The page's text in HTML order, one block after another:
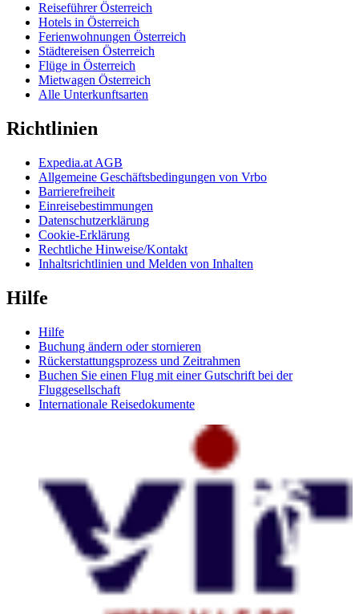
Reiseführer Österreich
Hotels in Österreich
Ferienwohnungen Österreich
Städtereisen Österreich
Flüge in Österreich
Mietwagen Österreich
Alle Unterkunftsarten
Richtlinien
Expedia.at AGB
Allgemeine Geschäftsbedingungen von Vrbo
Barrierefreiheit
Einreisebestimmungen
Datenschutzerklärung
Cookie-Erklärung
Rechtliche Hinweise/Kontakt
Inhaltsrichtlinien und Melden von Inhalten
Hilfe
Hilfe
Buchung ändern oder stornieren
Rückerstattungsprozess und Zeitrahmen
Buchen Sie einen Flug mit einer Gutschrift bei der
Fluggesellschaft
Internationale Reisedokumente